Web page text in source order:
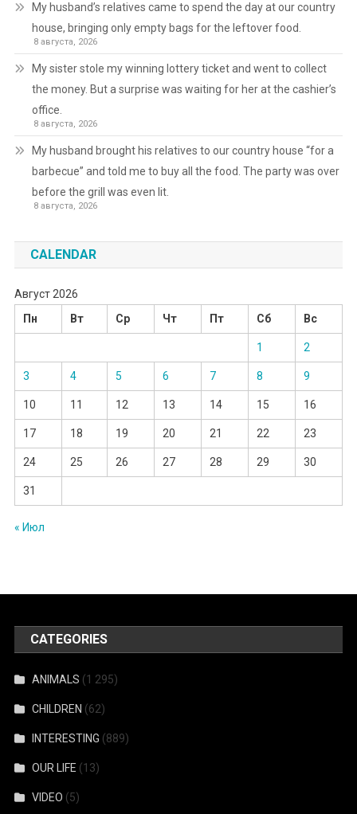
My husband’s relatives came to spend the day at our country
house, bringing only empty bags for the leftover food.
8 августа, 2026
My sister stole my winning lottery ticket and went to collect
the money. But a surprise was waiting for her at the cashier’s
office.
8 августа, 2026
My husband brought his relatives to our country house “for a
barbecue” and told me to buy all the food. The party was over
before the grill was even lit.
8 августа, 2026
CALENDAR
Август 2026
Пн
Вт Ср Чт Пт Сб Вс
1 2
3 4 5 6 7 8 9
10 11 12 13 14 15 16
17 18 19 20 21 22 23
24 25 26 27 28 29 30
31
« Июл
CATEGORIES
ANIMALS (1 295)
CHILDREN (62)
INTERESTING (889)
OUR LIFE (13)
VIDEO (5)